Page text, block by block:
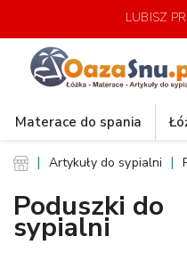
LUBISZ
Materace do spania
Artykuły do sypialni
Poduszki do
sypialni